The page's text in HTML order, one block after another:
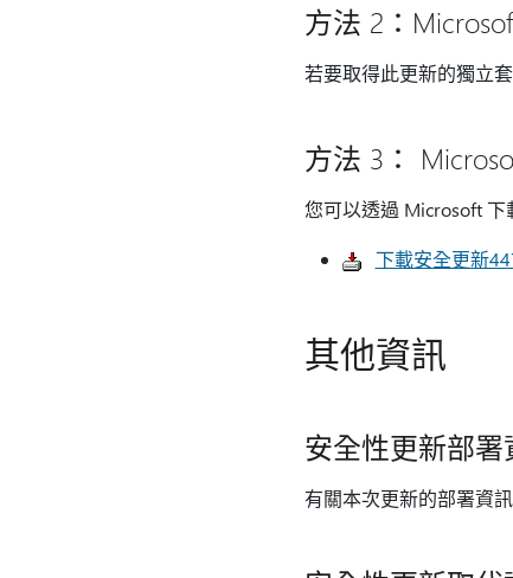
方法 2：
若要取得此更新的獨立
方法 3：
您可以透過 Microsoft 下
下載安全更新
其他資訊
安全性更新部署
有關本次更新的部署資